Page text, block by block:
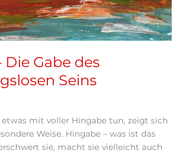
Die Gabe des
Seins
etwas mit voller Hingabe tun, zeigt sich
Weise. Hingabe – was ist das
sie, macht sie vielleicht auch